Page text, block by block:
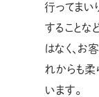
行ってまい
することな
はなく、お
れからも柔
います。